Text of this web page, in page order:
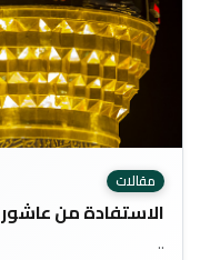
مقالات
الاستفادة من
..